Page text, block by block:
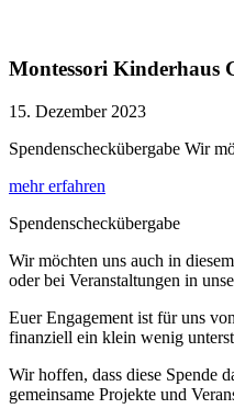
Montessori Kinderhaus
15. Dezember 2023
Spendenscheckübergabe Wir
mehr erfahren
Spendenscheckübergabe
Wir möchten uns auch in
oder bei Veranstaltungen in
Euer Engagement ist für uns
finanziell ein klein wenig
Wir hoffen, dass diese Spende
gemeinsame Projekte und